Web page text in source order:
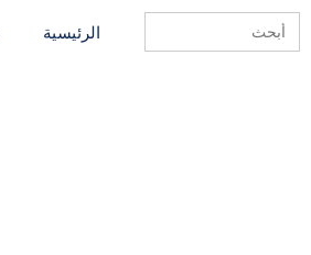
Search
for:
الرئيسية